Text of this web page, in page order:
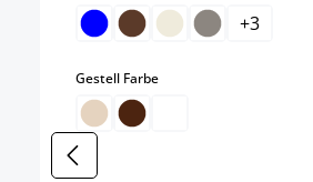
+3
Gestell Farbeauswählen